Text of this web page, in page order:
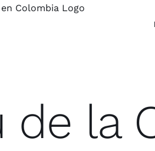
de la